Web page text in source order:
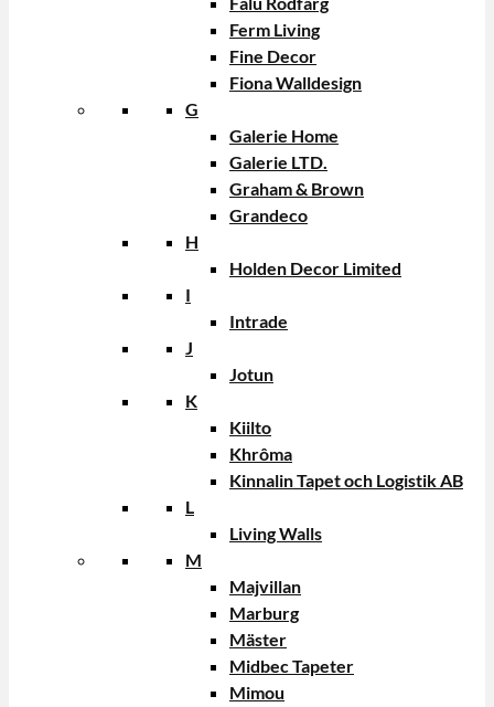
Ferm Living
Fine Decor
Fiona Walldesign
G
Galerie Home
Galerie LTD.
Graham & Brown
Grandeco
H
Holden Decor Limited
I
Intrade
J
Jotun
K
Kiilto
Khrôma
Kinnalin Tapet och Logistik AB
L
Living Walls
M
Majvillan
Marburg
Mäster
Midbec Tapeter
Mimou